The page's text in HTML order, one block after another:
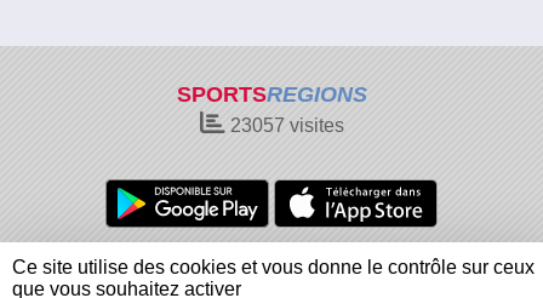
SPORTSREGIONS
23057 visites
Charte cookies
Gestion des cookies
Informations légales
Signaler un contenu inapproprié
Ce site utilise des cookies et vous donne le contrôle sur ceux
que vous souhaitez activer